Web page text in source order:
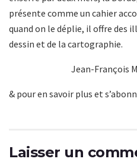
présente comme un cahier
quand on le déplie, il offre des
dessin et de la cartographie.
Jean-François
& pour en savoir plus et
Laisser un